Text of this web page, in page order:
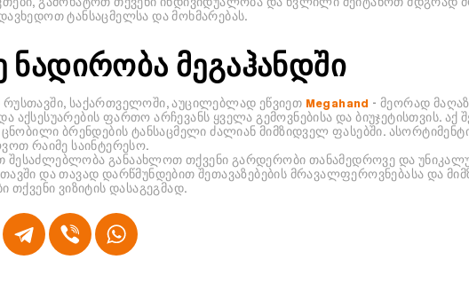
ტანსაცმელსა და მოხმარებას.
ნადირობა მეგაჰანდში
საქართველოში, აუცილებლად ეწვიეთ Megahand - მეორად
აქსესუარების ფართო არჩევანს ყველა გემოვნებისა და ბიუჯეტისთვის.
ცნობილი ბრენდების ტანსაცმელი ძალიან მიმზიდველ ფასებში.
რაიმე საინტერესო.
განაახლოთ თქვენი გარდერობი თანამედროვე და
და თავად დარწმუნდებით შეთავაზებების მრავალფეროვნებასა და
თქვენი ვიზიტის დასაგეგმად.